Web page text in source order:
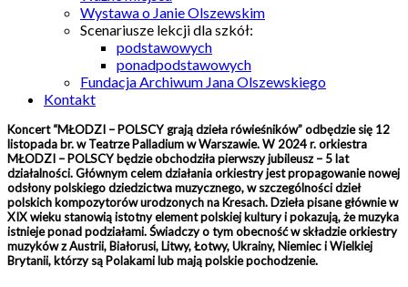
Wystawa o Janie Olszewskim
Scenariusze lekcji dla szkół:
podstawowych
ponadpodstawowych
Fundacja Archiwum Jana Olszewskiego
Kontakt
Koncert “MŁODZI – POLSCY grają dzieła rówieśników” odbędzie się 12
listopada br. w Teatrze Palladium w Warszawie. W 2024 r. orkiestra
MŁODZI – POLSCY będzie obchodziła pierwszy jubileusz – 5 lat
działalności. Głównym celem działania orkiestry jest propagowanie nowej
odsłony polskiego dziedzictwa muzycznego, w szczególności dzieł
polskich kompozytorów urodzonych na Kresach. Dzieła pisane głównie w
XIX wieku stanowią istotny element polskiej kultury i pokazują, że muzyka
istnieje ponad podziałami. Świadczy o tym obecność w składzie orkiestry
muzyków z Austrii, Białorusi, Litwy, Łotwy, Ukrainy, Niemiec i Wielkiej
Brytanii, którzy są Polakami lub mają polskie pochodzenie.